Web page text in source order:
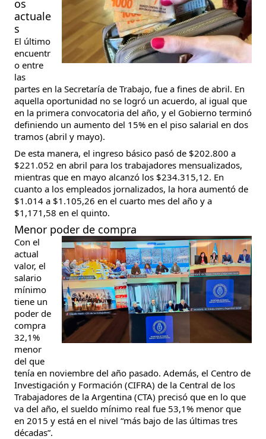
os
actuale
s
El último
encuentr
o entre
las
partes en la Secretaría de Trabajo, fue a fines de abril. En
aquella oportunidad no se logró un acuerdo, al igual que
en la primera convocatoria del año, y el Gobierno terminó
definiendo un aumento del 15% en el piso salarial en dos
tramos (abril y mayo).
De esta manera, el ingreso básico pasó de $202.800 a
$221.052 en abril para los trabajadores mensualizados,
mientras que en mayo alcanzó los $234.315,12. En
cuanto a los empleados jornalizados, la hora aumentó de
$1.014 a $1.105,26 en el cuarto mes del año y a
$1,171,58 en el quinto.
Menor poder de compra
Con el
actual
valor, el
salario
mínimo
tiene un
poder de
compra
32,1%
menor
del que
tenía en noviembre del año pasado. Además, el Centro de
Investigación y Formación (CIFRA) de la Central de los
Trabajadores de la Argentina (CTA) precisó que en lo que
va del año, el sueldo mínimo real fue 53,1% menor que
en 2015 y está en el nivel “más bajo de las últimas tres
décadas”.